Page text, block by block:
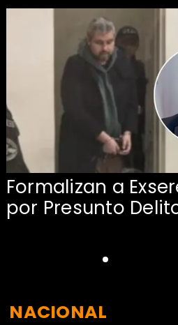
Formalizan a
por Presunto
NACIONAL